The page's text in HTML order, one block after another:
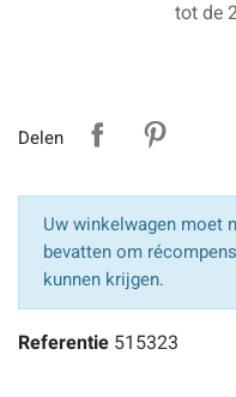
tot de
Delen
Uw winkelwagen moet
bevatten om
kunnen krijgen.
Referentie 515323